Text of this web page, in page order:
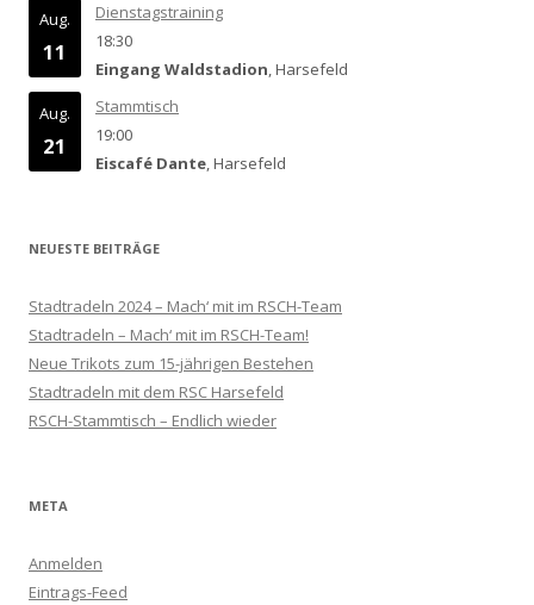
Aug.
11
Dienstagstraining
18:30
Eingang Waldstadion, Harsefeld
Aug.
21
Stammtisch
19:00
Eiscafé Dante, Harsefeld
NEUESTE BEITRÄGE
Stadtradeln 2024 – Mach‘ mit im RSCH-Team
Stadtradeln – Mach‘ mit im RSCH-Team!
Neue Trikots zum 15-jährigen Bestehen
Stadtradeln mit dem RSC Harsefeld
RSCH-Stammtisch – Endlich wieder
META
Anmelden
Eintrags-Feed